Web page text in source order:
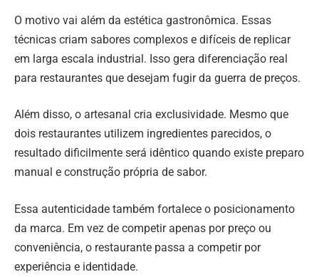
O motivo vai além da estética gastronômica. Essas
técnicas criam sabores complexos e difíceis de replicar
em larga escala industrial. Isso gera diferenciação real
para restaurantes que desejam fugir da guerra de preços.
Além disso, o artesanal cria exclusividade. Mesmo que
dois restaurantes utilizem ingredientes parecidos, o
resultado dificilmente será idêntico quando existe preparo
manual e construção própria de sabor.
Essa autenticidade também fortalece o posicionamento
da marca. Em vez de competir apenas por preço ou
conveniência, o restaurante passa a competir por
experiência e identidade.